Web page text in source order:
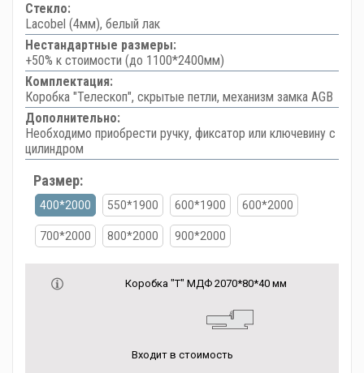
Стекло:
Lacobel (4мм), белый лак
Нестандартные размеры:
+50% к стоимости (до 1100*2400мм)
Комплектация:
Коробка "Телескоп", скрытые петли, механизм замка AGB
Дополнительно:
Необходимо приобрести ручку, фиксатор или ключевину с
цилиндром
Размер:
400*2000 550*1900 600*1900 600*2000
700*2000 800*2000 900*2000
Коробка "Т" МДФ 2070*80*40 мм
Входит в стоимость